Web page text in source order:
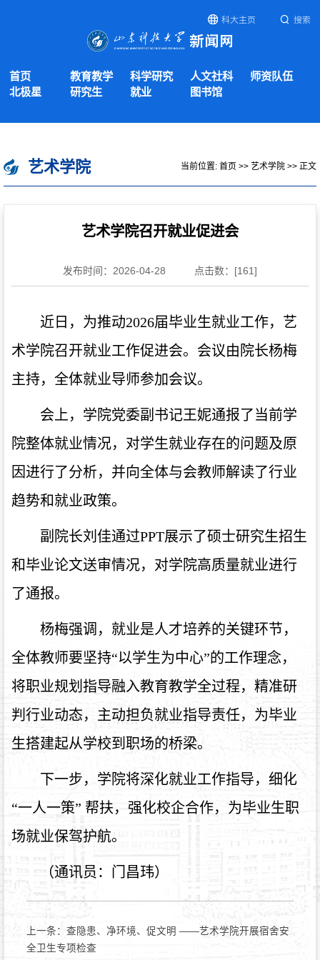
科大主页 搜索
首页 教育教学 科学研究 人文社科
师资队伍
北极星
研究生 就业 图书馆
艺术学院 当前位置: 首页 >> 艺术学院 >> 正文
艺术学院召开就业促进会
发布时间：2026-04-28 点击数：[161]
近日，为推动2026届毕业生就业工作，艺
术学院召开就业工作促进会。会议由院长杨梅
主持，全体就业导师参加会议。
会上，学院党委副书记王妮通报了当前学
院整体就业情况，对学生就业存在的问题及原
因进行了分析，并向全体与会教师解读了行业
趋势和就业政策。
副院长刘佳通过PPT展示了硕士研究生招生
和毕业论文送审情况，对学院高质量就业进行
了通报。
杨梅强调，就业是人才培养的关键环节，
全体教师要坚持“以学生为中心”的工作理念，
将职业规划指导融入教育教学全过程，精准研
判行业动态，主动担负就业指导责任，为毕业
生搭建起从学校到职场的桥梁。
下一步，学院将深化就业工作指导，细化
“一人一策” 帮扶，强化校企合作，为毕业生职
场就业保驾护航。
（通讯员：门昌玮）
上一条： 查隐患、净环境、促文明 ——艺术学院开展宿舍安
全卫生专项检查